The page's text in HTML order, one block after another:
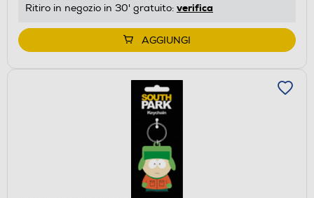
Ritiro in negozio in 30' gratuito: verifica
AGGIUNGI